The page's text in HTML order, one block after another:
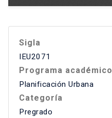
Sigla
IEU2071
Programa académico
Planificación Urbana
Categoría
Pregrado